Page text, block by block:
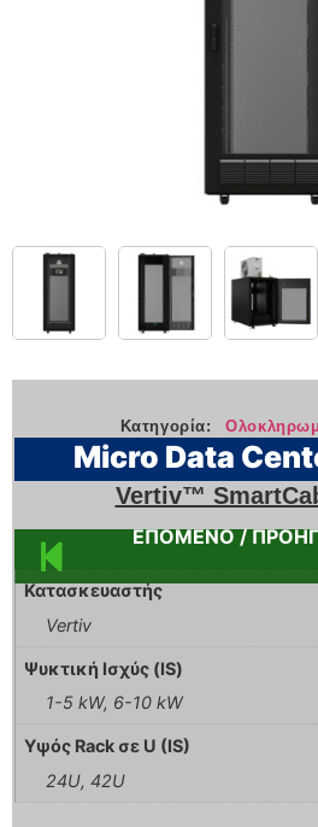
Κατηγορία:
Micro Data
Vertiv™
ΕΠΟΜΕΝΟ /
Κατασκευαστής
Vertiv
Ψυκτική Ισχύς (IS)
1-5 kW, 6-10 kW
Υψός Rack σε U (IS)
24U, 42U